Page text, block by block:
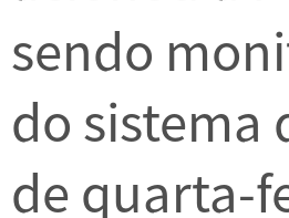
sendo
do sistema
de quarta-